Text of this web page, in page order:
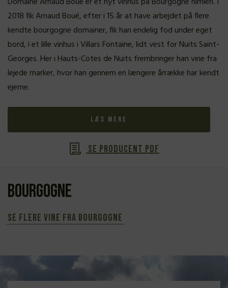
2018 fik Arnaud Boué, efter i 15 år at have arbejdet på flere
kendte bourgogne domainer, fik han endelig fod under eget
bord, i et lille vinhus i Villars Fontaine, lidt vest for Nuits Saint-
Georges. Her i Hauts-Cotes de Nuits frembringer han vine fra
lejede marker, hvor han gennem en længere årrække har kendt
ejerne.
Læs mere
Se producent PDF
Bourgogne
Se flere vine fra Bourgogne